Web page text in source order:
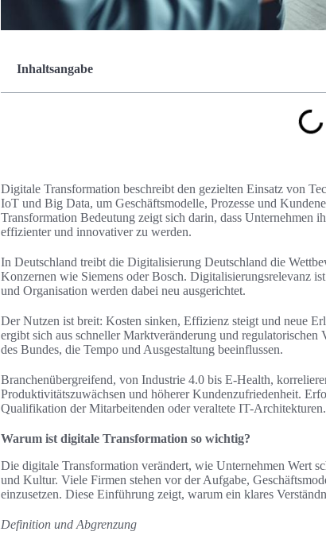
Inhaltsangabe
Digitale Transformation beschreibt den gezielten Einsatz von
IoT und Big Data, um Geschäftsmodelle, Prozesse und
Transformation Bedeutung zeigt sich darin, dass Unternehmen
effizienter und innovativer zu werden.
In Deutschland treibt die Digitalisierung Deutschland die
Konzernen wie Siemens oder Bosch. Digitalisierungsrelevanz
und Organisation werden dabei neu ausgerichtet.
Der Nutzen ist breit: Kosten sinken, Effizienz steigt und neue
ergibt sich aus schneller Marktveränderung und
des Bundes, die Tempo und Ausgestaltung beeinflussen.
Branchenübergreifend, von Industrie 4.0 bis E‑Health,
Produktivitätszuwächsen und höherer Kundenzufriedenheit.
Qualifikation der Mitarbeitenden oder veraltete IT-Architekturen.
Warum ist digitale Transformation so wichtig?
Die digitale Transformation verändert, wie Unternehmen Wert
und Kultur. Viele Firmen stehen vor der Aufgabe,
einzusetzen. Diese Einführung zeigt, warum ein klares
Definition und Abgrenzung